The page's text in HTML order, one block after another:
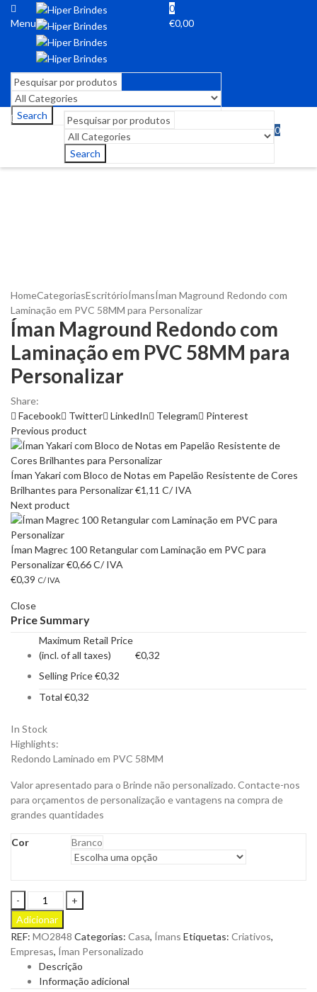
Menu
0
€0,00
Search
Search
0
HomeCategoriasEscritórioÍmansÍman Maground Redondo com
Laminação em PVC 58MM para Personalizar
Íman Maground Redondo com
Laminação em PVC 58MM para
Personalizar
Share:
Facebook
Twitter LinkedIn Telegram
Pinterest
Previous product
Íman Yakari com Bloco de Notas em Papelão Resistente de Cores
Brilhantes para Personalizar€1,11 C/ IVA
Next product
Íman Magrec 100 Retangular com Laminação em PVC para
Personalizar€0,66C/ IVA
€0,39 C/ IVA
Close
Price Summary
Maximum Retail Price
(incl. of all taxes)
€0,32
Selling Price€0,32
Total €0,32
In Stock
Highlights:
Redondo Laminado em PVC 58MM
Valor apresentado para o Brinde não personalizado. Contacte-nos
para orçamentos de personalização e vantagens na compra de
grandes quantidades
Cor Branco
Íman
Maground
Redondo
com
Laminação
em
PVC
Adicionar
REF: MO2848 Categorias: Casa, Ímans Etiquetas: Criativos,
Empresas, Íman Personalizado
Descrição
Informação adicional